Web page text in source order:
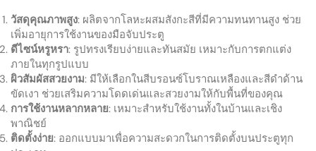
วัสดุคุณภาพสูง: ผลิตจากโลหะผสมสังกะสีที่มีความทนทานสูง ช่วย
เพิ่มอายุการใช้งานของมือจับประตู
ดีไซน์หรูหรา: รูปทรงเรียบง่ายและทันสมัย เหมาะกับการตกแต่ง
ภายในทุกรูปแบบ
ผิวสัมผัสสวยงาม: มีให้เลือกในสีบรอนซ์โบราณเหลืองและสีดำด้าน
ขัดเงา ช่วยเสริมความโดดเด่นและสวยงามให้กับพื้นที่ของคุณ
การใช้งานหลากหลาย: เหมาะสำหรับใช้งานทั้งในบ้านและเชิง
พาณิชย์
ติดตั้งง่าย: ออกแบบมาเพื่อความสะดวกในการติดตั้งบนประตูทุก